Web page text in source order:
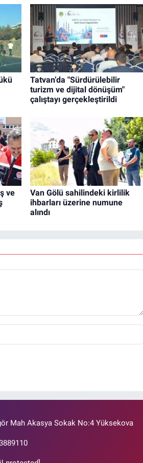
Tatvan’da "Sürdürülebilir
turizm ve dijital dönüşüm"
çalıştayı gerçekleştirildi
ve
Van Gölü sahilindeki kirlilik
ihbarları üzerine numune
alındı
Mah Akasya Sokak No:4 Yüksekova